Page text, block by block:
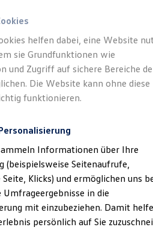
Leasing
Leasing
Leasing
Leasing
Anzahlung
Schlussrate
Garantien
Class bei Volkswagen
Coupé.
helfen dabei, eine Website
sie Grundfunktionen wie
und Zugriff auf sichere Bereiche
Die Website kann ohne diese
funktionieren.
Informationen über Ihre
(beispielsweise Seitenaufrufe,
Klicks) und ermöglichen uns
Umfrageergebnisse in die
mit einzubeziehen. Damit
persönlich auf Sie